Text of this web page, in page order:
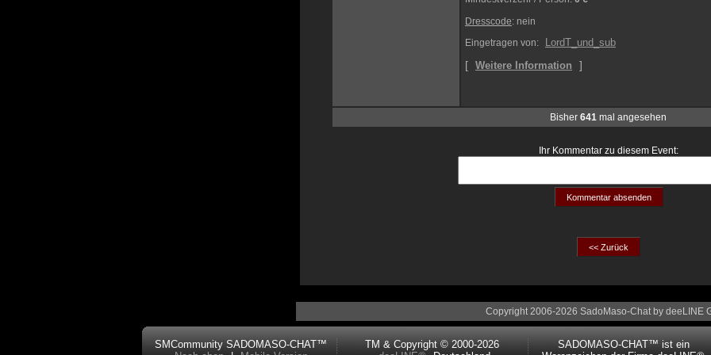
Dresscode: nein
Eingetragen von:
LordT_und_sub
[ Weitere Information ]
Bisher 641mal angesehen
Ihr Kommentar zu diesem Event:
Copyright 2006-2026 SadoMaso-Chat by deeLINE
SMCommunity SADOMASO-CHAT™
TM & Copyright © 2000-2026
SADOMASO-CHAT™ ist ein